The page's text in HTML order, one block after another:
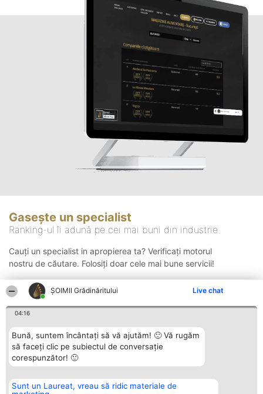
ȘOIMII Grădinăritului Live chat
04:16
Bună, suntem încântați să vă ajutăm! 🙂 Vă rugăm
să faceți clic pe subiectul de conversație
corespunzător! 🙂
Sunt un Laureat, vreau să ridic materiale de
Gasește un specialist
Ranking-ul îi adună pe cei mai buni din industrie
Cauți un specialist in apropierea ta? Verificați motorul
nostru de căutare. Folosiți doar cele mai bune servicii!
Organizator Ranking Plebiscyt Contact